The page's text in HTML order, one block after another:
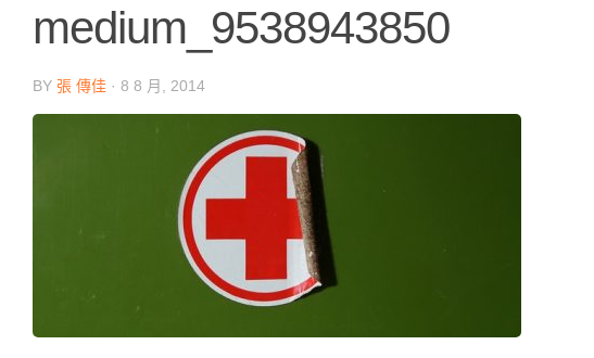
medium_9538943850
BY 張 傳佳 · 8 8 月, 2014